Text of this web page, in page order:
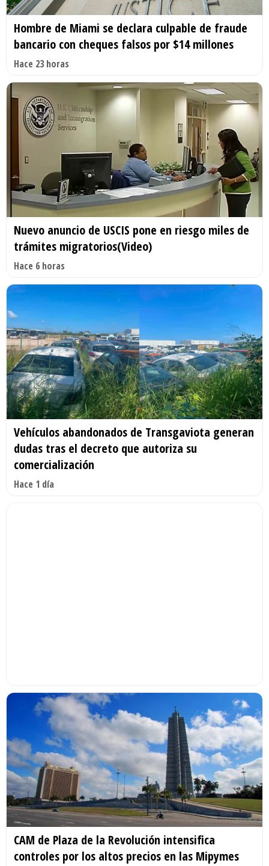
Hombre de Miami se declara culpable de fraude
bancario con cheques falsos por $14 millones
Hace 23 horas
Nuevo anuncio de USCIS pone en riesgo miles de
trámites migratorios(Video)
Hace 6 horas
Vehículos abandonados de Transgaviota generan
dudas tras el decreto que autoriza su
comercialización
Hace 1 día
CAM de Plaza de la Revolución intensifica
controles por los altos precios en las Mipymes